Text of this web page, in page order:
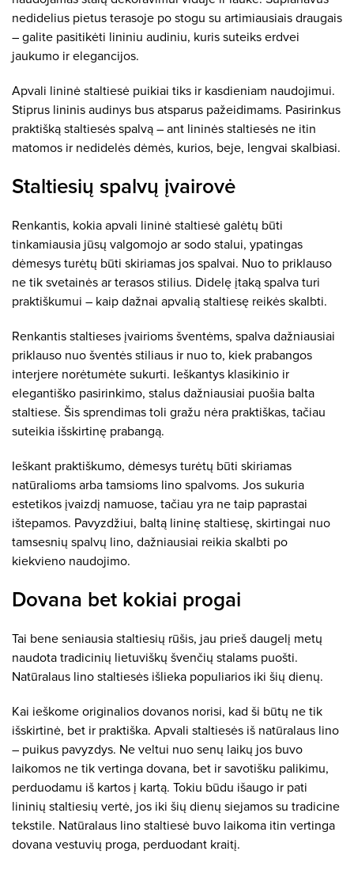
nedidelius pietus terasoje po stogu su artimiausiais draugais
– galite pasitikėti lininiu audiniu, kuris suteiks erdvei
jaukumo ir elegancijos.
Apvali lininė staltiesė puikiai tiks ir kasdieniam naudojimui.
Stiprus lininis audinys bus atsparus pažeidimams. Pasirinkus
praktišką staltiesės spalvą – ant lininės staltiesės ne itin
matomos ir nedidelės dėmės, kurios, beje, lengvai skalbiasi.
Staltiesių spalvų įvairovė
Renkantis, kokia apvali lininė staltiesė galėtų būti
tinkamiausia jūsų valgomojo ar sodo stalui, ypatingas
dėmesys turėtų būti skiriamas jos spalvai. Nuo to priklauso
ne tik svetainės ar terasos stilius. Didelę įtaką spalva turi
praktiškumui – kaip dažnai apvalią staltiesę reikės skalbti.
Renkantis staltieses įvairioms šventėms, spalva dažniausiai
priklauso nuo šventės stiliaus ir nuo to, kiek prabangos
interjere norėtumėte sukurti. Ieškantys klasikinio ir
elegantiško pasirinkimo, stalus dažniausiai puošia balta
staltiese. Šis sprendimas toli gražu nėra praktiškas, tačiau
suteikia išskirtinę prabangą.
Ieškant praktiškumo, dėmesys turėtų būti skiriamas
natūralioms arba tamsioms lino spalvoms. Jos sukuria
estetikos įvaizdį namuose, tačiau yra ne taip paprastai
ištepamos. Pavyzdžiui, baltą lininę staltiesę, skirtingai nuo
tamsesnių spalvų lino, dažniausiai reikia skalbti po
kiekvieno naudojimo.
Dovana bet kokiai progai
Tai bene seniausia staltiesių rūšis, jau prieš daugelį metų
naudota tradicinių lietuviškų švenčių stalams puošti.
Natūralaus lino staltiesės išlieka populiarios iki šių dienų.
Kai ieškome originalios dovanos norisi, kad ši būtų ne tik
išskirtinė, bet ir praktiška. Apvali staltiesės iš natūralaus lino
– puikus pavyzdys. Ne veltui nuo senų laikų jos buvo
laikomos ne tik vertinga dovana, bet ir savotišku palikimu,
perduodamu iš kartos į kartą. Tokiu būdu išaugo ir pati
lininių staltiesių vertė, jos iki šių dienų siejamos su tradicine
tekstile. Natūralaus lino staltiesė buvo laikoma itin vertinga
dovana vestuvių proga, perduodant kraitį.